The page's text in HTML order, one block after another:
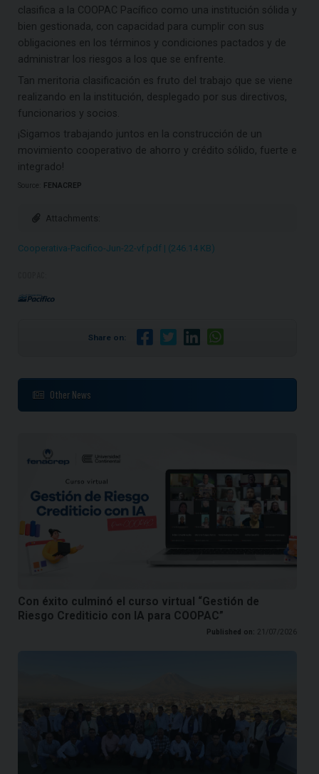
clasifica a la COOPAC Pacífico como una institución sólida y
bien gestionada, con capacidad para cumplir con sus
obligaciones en los términos y condiciones pactados y de
administrar los riesgos a los que se enfrente.
Tan meritoria clasificación es fruto del trabajo que se viene
realizando en la institución, desplegado por sus directivos,
funcionarios y socios.
¡Sigamos trabajando juntos en la construcción de un
movimiento cooperativo de ahorro y crédito sólido, fuerte e
integrado!
Source: FENACREP
Attachments:
Cooperativa-Pacifico-Jun-22-vf.pdf | (246.14 KB)
Share on:
Other News
Con éxito culminó el curso virtual “Gestión de
Riesgo Crediticio con IA para COOPAC”
Published on: 21/07/2026